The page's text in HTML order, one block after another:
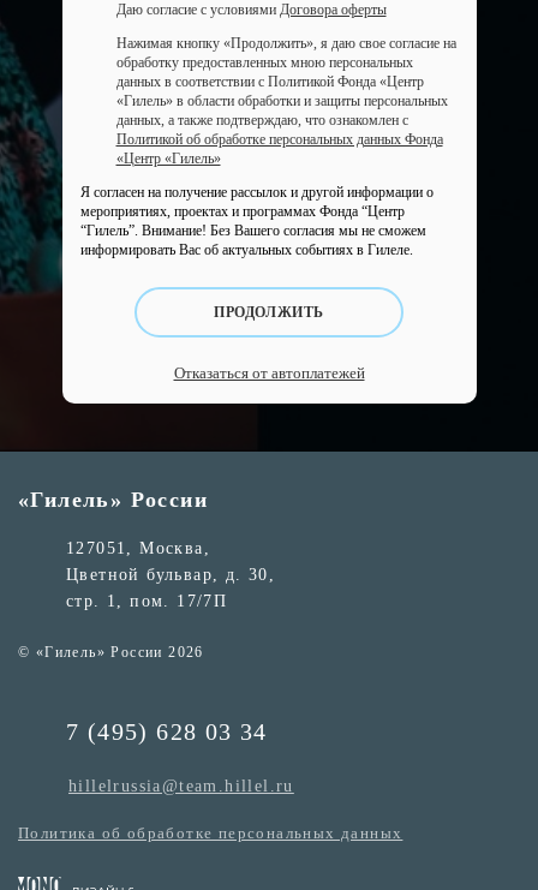
Даю согласие с условиями Договора оферты
Нажимая кнопку «Продолжить», я даю свое согласие на
обработку предоставленных мною персональных
данных в соответствии с Политикой Фонда «Центр
«Гилель» в области обработки и защиты персональных
данных, а также подтверждаю, что ознакомлен с
Политикой об обработке персональных данных Фонда
«Центр «Гилель»
Я согласен на получение рассылок и другой информации о
мероприятиях, проектах и программах Фонда “Центр
“Гилель”. Внимание! Без Вашего согласия мы не сможем
информировать Вас об актуальных событиях в Гилеле.
ПРОДОЛЖИТЬ
Отказаться от автоплатежей
«Гилель» России
127051, Москва,
Цветной бульвар, д. 30,
стр. 1, пом. 17/7П
© «Гилель» России 2026
7 (495) 628 03 34
hillelrussia@team.hillel.ru
Политика об обработке персональных данных